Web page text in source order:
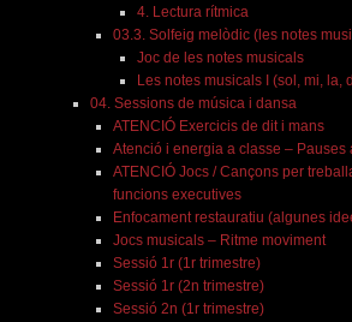
4. Lectura rítmica
03.3. Solfeig melòdic (les notes
Joc de les notes musicals
Les notes musicals I (sol, mi, la,
04. Sessions de música i dansa
ATENCIÓ Exercicis de dit i mans
Atenció i energia a classe – Pauses
ATENCIÓ Jocs / Cançons per
funcions executives
Enfocament restauratiu (algunes
Jocs musicals – Ritme moviment
Sessió 1r (1r trimestre)
Sessió 1r (2n trimestre)
Sessió 2n (1r trimestre)